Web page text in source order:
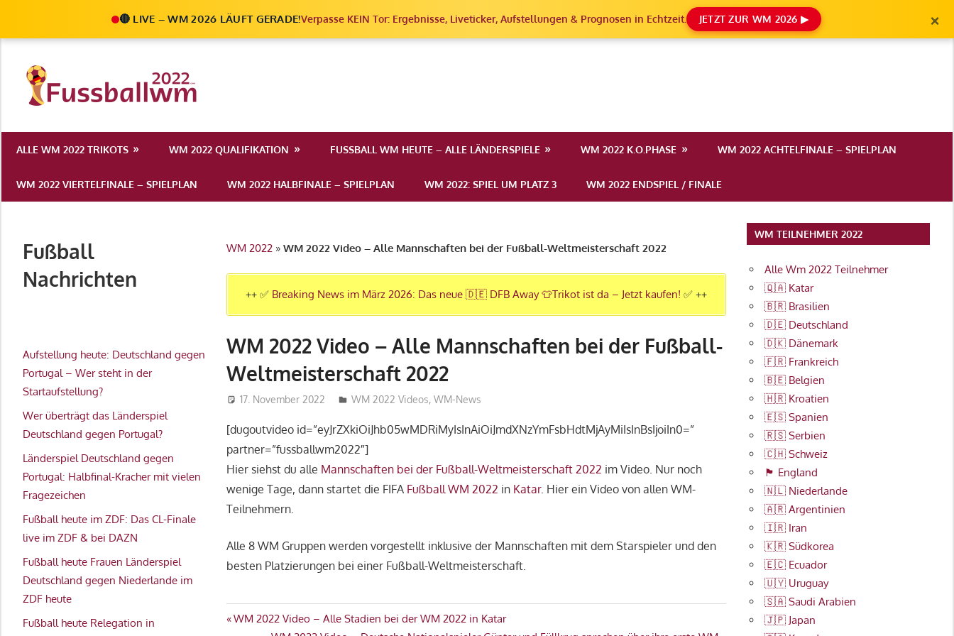
🔴 LIVE – WM 2026 LÄUFT GERADE!Verpasse KEIN Tor: Ergebnisse, Liveticker, Aufstellungen & Prognosen in Echtzeit. JETZT ZUR WM 2026 ▶ ×
springen
Weltmeisterschaft
zur
in
ALLE WM 2022 TRIKOTS WM 2022 QUALIFIKATION FUSSBALL WM HEUTE – ALLE LÄNDERSPIELE WM 2022 K.O.PHASE WM 2022 ACHTELFINALE – SPIELPLAN
WM 2022 VIERTELFINALE – SPIELPLAN WM 2022 HALBFINALE – SPIELPLAN WM 2022: SPIEL UM PLATZ 3 WM 2022 ENDSPIEL / FINALE
WM 2022 »WM 2022 Video – Alle Mannschaften bei der Fußball-Weltmeisterschaft 2022
++ ✅ Breaking News im März 2026: Das neue 🇩🇪 DFB Away 👕Trikot ist da – Jetzt kaufen! ✅ ++
WM 2022 Video – Alle Mannschaften bei der Fußball-
Weltmeisterschaft 2022
17. November 2022 admin_wm2022
WM 2022 Videos, WM-News
[dugoutvideo id=”eyJrZXkiOiJhb05wMDRiMyIsInAiOiJmdXNzYmFsbHdtMjAyMiIsInBsIjoiIn0=”
partner=”fussballwm2022″]
Hier siehst du alle Mannschaften bei der Fußball-Weltmeisterschaft 2022 im Video. Nur noch
wenige Tage, dann startet die FIFA Fußball WM 2022 in Katar. Hier ein Video von allen WM-
Teilnehmern.
Alle 8 WM Gruppen werden vorgestellt inklusive der Mannschaften mit dem Starspieler und den
besten Platzierungen bei einer Fußball-Weltmeisterschaft.
FAVORITEN
Beitragsnavigation
Vorheriger
WM 2022 Video – Alle Stadien bei der WM 2022 in Katar
Fußball
Nachrichten
Aufstellung heute: Deutschland gegen
Portugal – Wer steht in der
Startaufstellung?
Wer überträgt das Länderspiel
Deutschland gegen Portugal?
Länderspiel Deutschland gegen
Portugal: Halbfinal-Kracher mit vielen
Fragezeichen
Fußball heute im ZDF: Das CL-Finale
live im ZDF & bei DAZN
Fußball heute Frauen Länderspiel
Deutschland gegen Niederlande im
ZDF heute
Fußball heute Relegation in
WM TEILNEHMER 2022
Alle Wm 2022 Teilnehmer
🇶🇦 Katar
🇧🇷 Brasilien
🇩🇪 Deutschland
🇩🇰 Dänemark
🇫🇷 Frankreich
🇧🇪 Belgien
🇭🇷 Kroatien
🇪🇸 Spanien
🇷🇸 Serbien
🇨🇭 Schweiz
🏴󠁧󠁢󠁥󠁮󠁧󠁿 England
🇳🇱 Niederlande
🇦🇷 Argentinien
🇮🇷 Iran
🇰🇷 Südkorea
🇪🇨 Ecuador
🇺🇾 Uruguay
🇸🇦 Saudi Arabien
🇯🇵 Japan